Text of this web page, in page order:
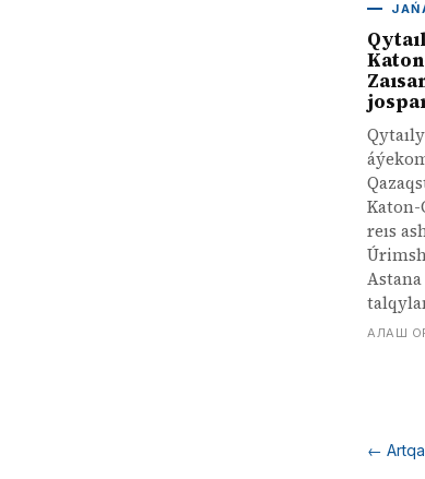
Katon-
reıs
АЛАШ
← Artqa